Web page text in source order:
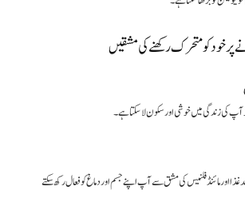
پر خود کو متحرک رکھنے کی مشقیں
کی زندگی میں خوشی اور سکون لا سکتا ہے۔
غذا اور مائنڈ فلنیس کی مشق سے آپ اپنے جسم اور دماغ کو فعال رکھ سکتے